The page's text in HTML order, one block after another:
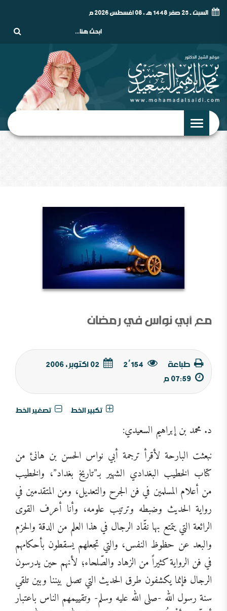
السبت - 25 صفر 1448 هـ , 08 أغسطس 2026 م
مع أبي نواس في رمضان
طباعة 2٬154
تكبير الخط تصغير الخط
د. محمد بن إبراهيم السعيدي:
نبعثت البارحة لأقرأ ترجمة أبي نواس الحسن بن هانئ من
كتاب الخطيب البغدادي الشهير بـ”تاريخ بغداد”، والخطيب
من أعلام المسلمين في فن الجرح والتعديل، ومن المتقدمين في
رواية الحديث وضبطه وترتيب علومه، وأنا أعرف القوى
الرائعة التي يتمتع بها نقّاد الرجال في هذا العلم من الدقة والحزم
والبعد عن حظوظ النفس، والتي تجعلهم يسقطون بأحكامهم
في فن الرواية كثيراً من الزهاد والصّلحاء؛ لأنهم حين يدرسون
الرجال فإنما يكشفون طرق الحديث التي تصل بيننا وبين تلقي
سنة رسول الله -صلى الله عليه وسلم- وتقييمهم الناس باعتبار